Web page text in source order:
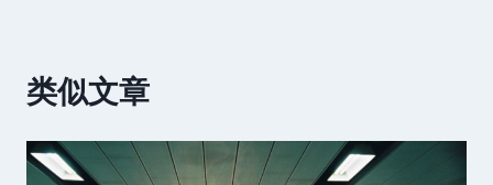
类似文章